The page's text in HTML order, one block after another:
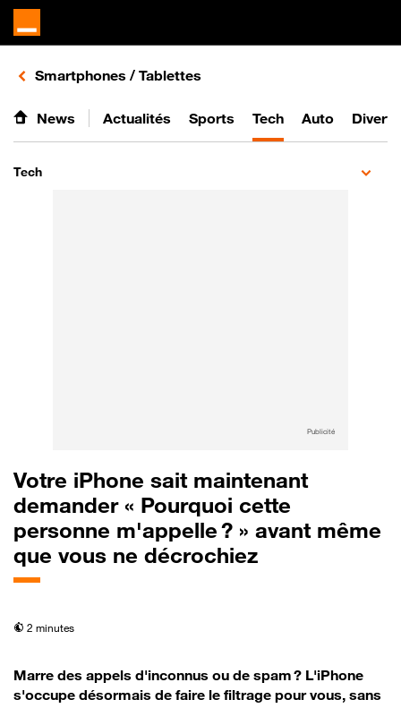
Retours vers le listing d'articles de la catégorie
Smartphones / Tablettes
News Actualités Sports Tech Auto
Tech
Publicité
Votre iPhone sait maintenant
demander « Pourquoi cette
personne m'appelle ? » avant même
que vous ne décrochiez
temps de lecture
2 minutes
Marre des appels d'inconnus ou de spam ? L'iPhone
s'occupe désormais de faire le filtrage pour vous, sans